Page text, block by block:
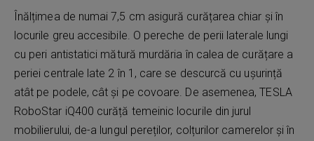
Înălțimea de numai 7,5 cm asigură curățarea chiar și în
locurile greu accesibile. O pereche de perii laterale lungi
cu peri antistatici mătură murdăria în calea de curățare a
periei centrale late 2 în 1, care se descurcă cu ușurință
atât pe podele, cât și pe covoare. De asemenea, TESLA
RoboStar iQ400 curăță temeinic locurile din jurul
mobilierului, de-a lungul pereților, colțurilor camerelor și în